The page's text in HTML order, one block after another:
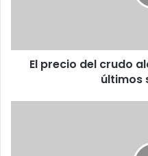
los
últimosEl precio del crudo
últimos